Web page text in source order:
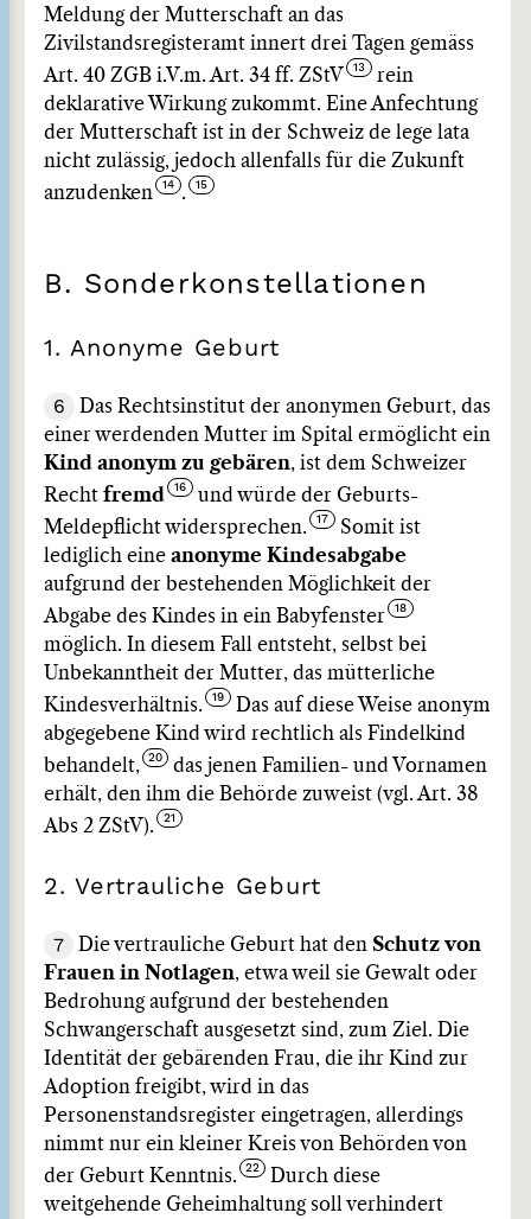
Meldung der Mutterschaft an das
Zivilstandsregisteramt innert drei Tagen gemäss
Art. 40 ZGB i.V.m. Art. 34 ff. ZStV
rein
deklarative Wirkung zukommt. Eine Anfechtung
der Mutterschaft ist in der Schweiz de lege lata
nicht zulässig, jedoch allenfalls für die Zukunft
anzudenken
.
B. Sonderkonstellationen
1. Anonyme Geburt
6
Das Rechtsinstitut der anonymen Geburt, das
einer werdenden Mutter im Spital ermöglicht ein
Kind anonym zu gebären, ist dem Schweizer
Recht fremd
und würde der Geburts-
Meldepflicht widersprechen.
Somit ist
lediglich eine anonyme Kindesabgabe
aufgrund der bestehenden Möglichkeit der
Abgabe des Kindes in ein Babyfenster
möglich. In diesem Fall entsteht, selbst bei
Unbekanntheit der Mutter, das mütterliche
Kindesverhältnis.
Das auf diese Weise anonym
abgegebene Kind wird rechtlich als Findelkind
behandelt,
das jenen Familien- und Vornamen
erhält, den ihm die Behörde zuweist (vgl. Art. 38
Abs 2 ZStV).
2. Vertrauliche Geburt
7 Die vertrauliche Geburt hat den Schutz von
Frauen in Notlagen, etwa weil sie Gewalt oder
Bedrohung aufgrund der bestehenden
Schwangerschaft ausgesetzt sind, zum Ziel. Die
Identität der gebärenden Frau, die ihr Kind zur
Adoption freigibt, wird in das
Personenstandsregister eingetragen, allerdings
nimmt nur ein kleiner Kreis von Behörden von
der Geburt Kenntnis.
Durch diese
weitgehende Geheimhaltung soll verhindert